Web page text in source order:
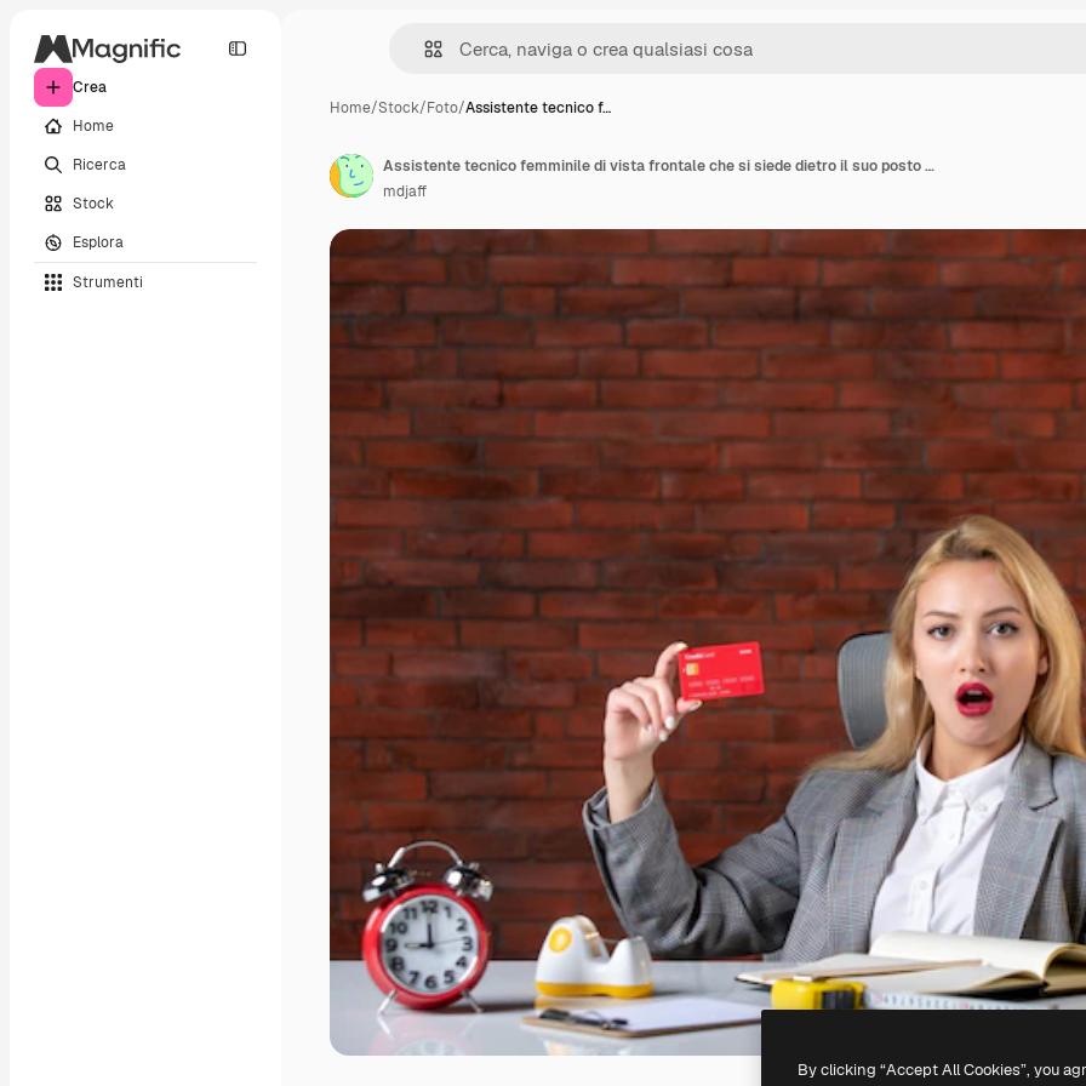
Crea
Home
Ricerca
Stock
Esplora
Strumenti
Home/Stock/Foto/Assistente tecnico f…
Assistente tecnico femminile di vista frontale che si siede dietro il suo posto di lavoro
mdjaff
By clicking “Accept All Cookies”, you